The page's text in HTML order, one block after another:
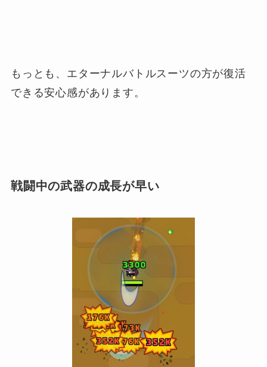
もっとも、エターナルバトルスーツの方が復活
できる安心感があります。
戦闘中の武器の成長が早い